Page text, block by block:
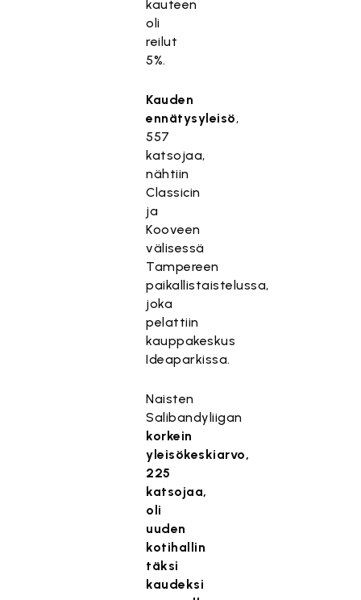
kauteen
oli
reilut
5%.
Kauden
ennätysyleisö,
557
katsojaa,
nähtiin
Classicin
ja
Kooveen
välisessä
Tampereen
paikallistaistelussa,
joka
pelattiin
kauppakeskus
Ideaparkissa.
Naisten
Salibandyliigan
korkein
yleisökeskiarvo,
225
katsojaa,
oli
uuden
kotihallin
täksi
kaudeksi